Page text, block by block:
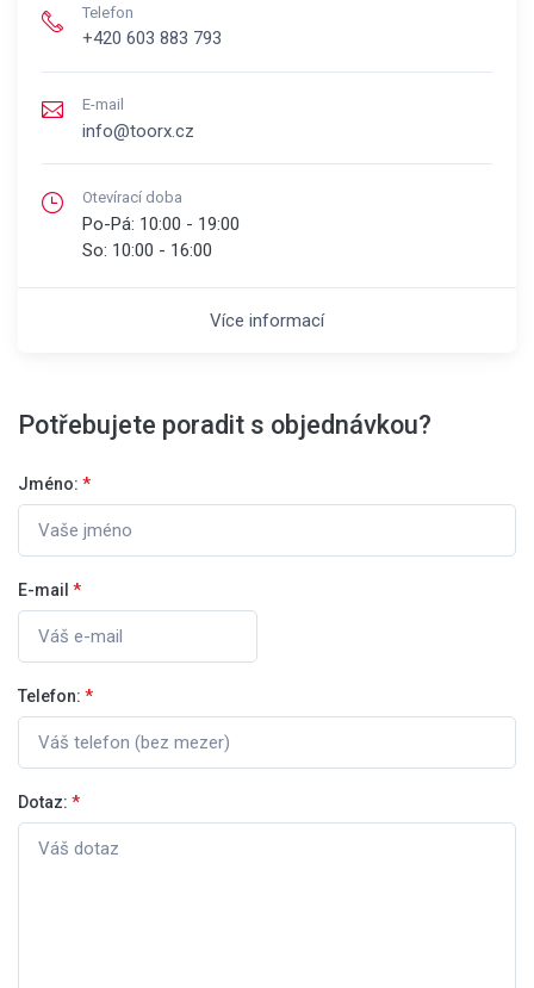
Telefon
+420 603 883 793
E-mail
info@toorx.cz
Otevírací doba
Po-Pá: 10:00 - 19:00
So: 10:00 - 16:00
Více informací
Potřebujete poradit s objednávkou?
Jméno: *
E-mail *
Telefon: *
Dotaz: *